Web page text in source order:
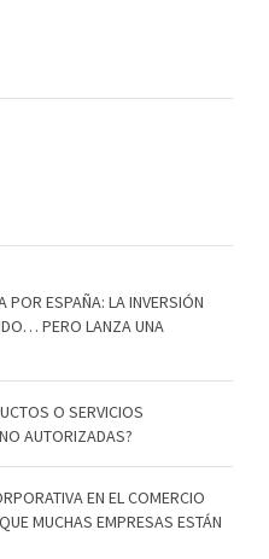
POR ESPAÑA: LA INVERSIÓN
PERO LANZA UNA
O SERVICIOS
AUTORIZADAS?
EN EL COMERCIO
MUCHAS EMPRESAS ESTÁN